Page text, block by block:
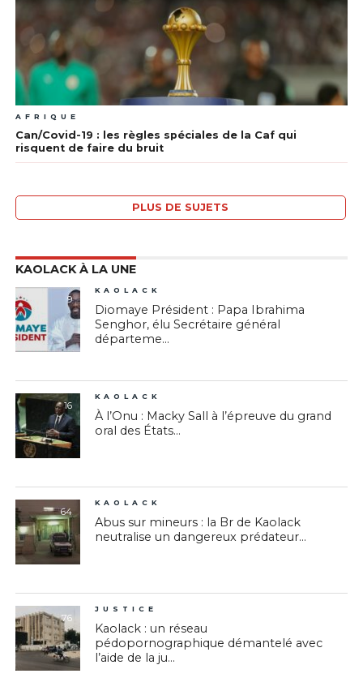
AFRIQUE
Can/Covid-19 : les règles spéciales de la Caf qui
risquent de faire du bruit
PLUS DE SUJETS
KAOLACK À LA UNE
9
KAOLACK
Diomaye Président : Papa Ibrahima
Senghor, élu Secrétaire général
départeme...
16
KAOLACK
À l’Onu : Macky Sall à l’épreuve du grand
oral des États...
64
KAOLACK
Abus sur mineurs : la Br de Kaolack
neutralise un dangereux prédateur...
76
JUSTICE
Kaolack : un réseau
pédopornographique démantelé avec
l’aide de la ju...